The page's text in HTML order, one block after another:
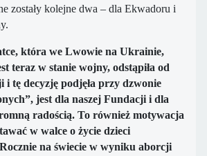
zostały kolejne dwa – dla Ekwadoru i
która we Lwowie na Ukrainie,
teraz w stanie wojny, odstąpiła od
i tę decyzję podjęła przy dzwonie
jest dla naszej Fundacji i dla
radością. To również motywacja
w walce o życie dzieci
na świecie w wyniku aborcji